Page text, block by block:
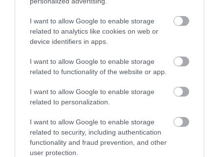
I want to allow Google to enable storage
related to analytics like cookies on web or
device identifiers in apps.
I want to allow Google to enable storage
related to functionality of the website or app.
I want to allow Google to enable storage
related to personalization.
I want to allow Google to enable storage
related to security, including authentication
functionality and fraud prevention, and other
user protection.
Αυτά είναι τα φρούτα και τα
λαχανικά του Αυγούστου: Οι
εποχικές επιλογές που πρέπει να